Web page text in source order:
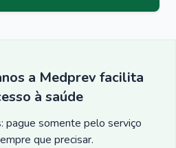
a Medprev facilita
à saúde
pague somente pelo serviço
que precisar.